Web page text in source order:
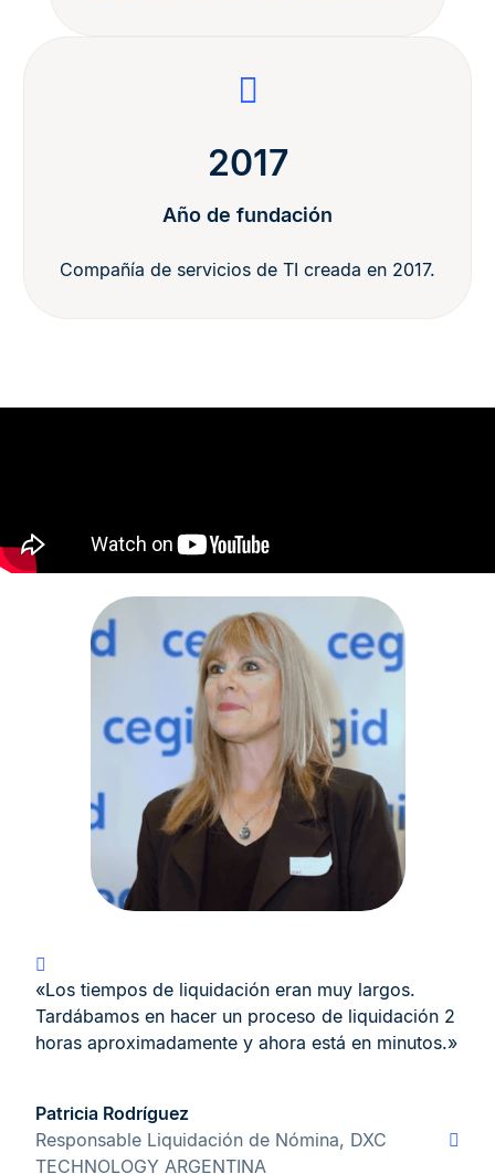
2017
Año de fundación
Compañía de servicios de TI creada en 2017.
«Los tiempos de liquidación eran muy largos.
Tardábamos en hacer un proceso de liquidación 2
horas aproximadamente y ahora está en minutos.»
Patricia Rodríguez
Responsable Liquidación de Nómina, DXC
TECHNOLOGY ARGENTINA